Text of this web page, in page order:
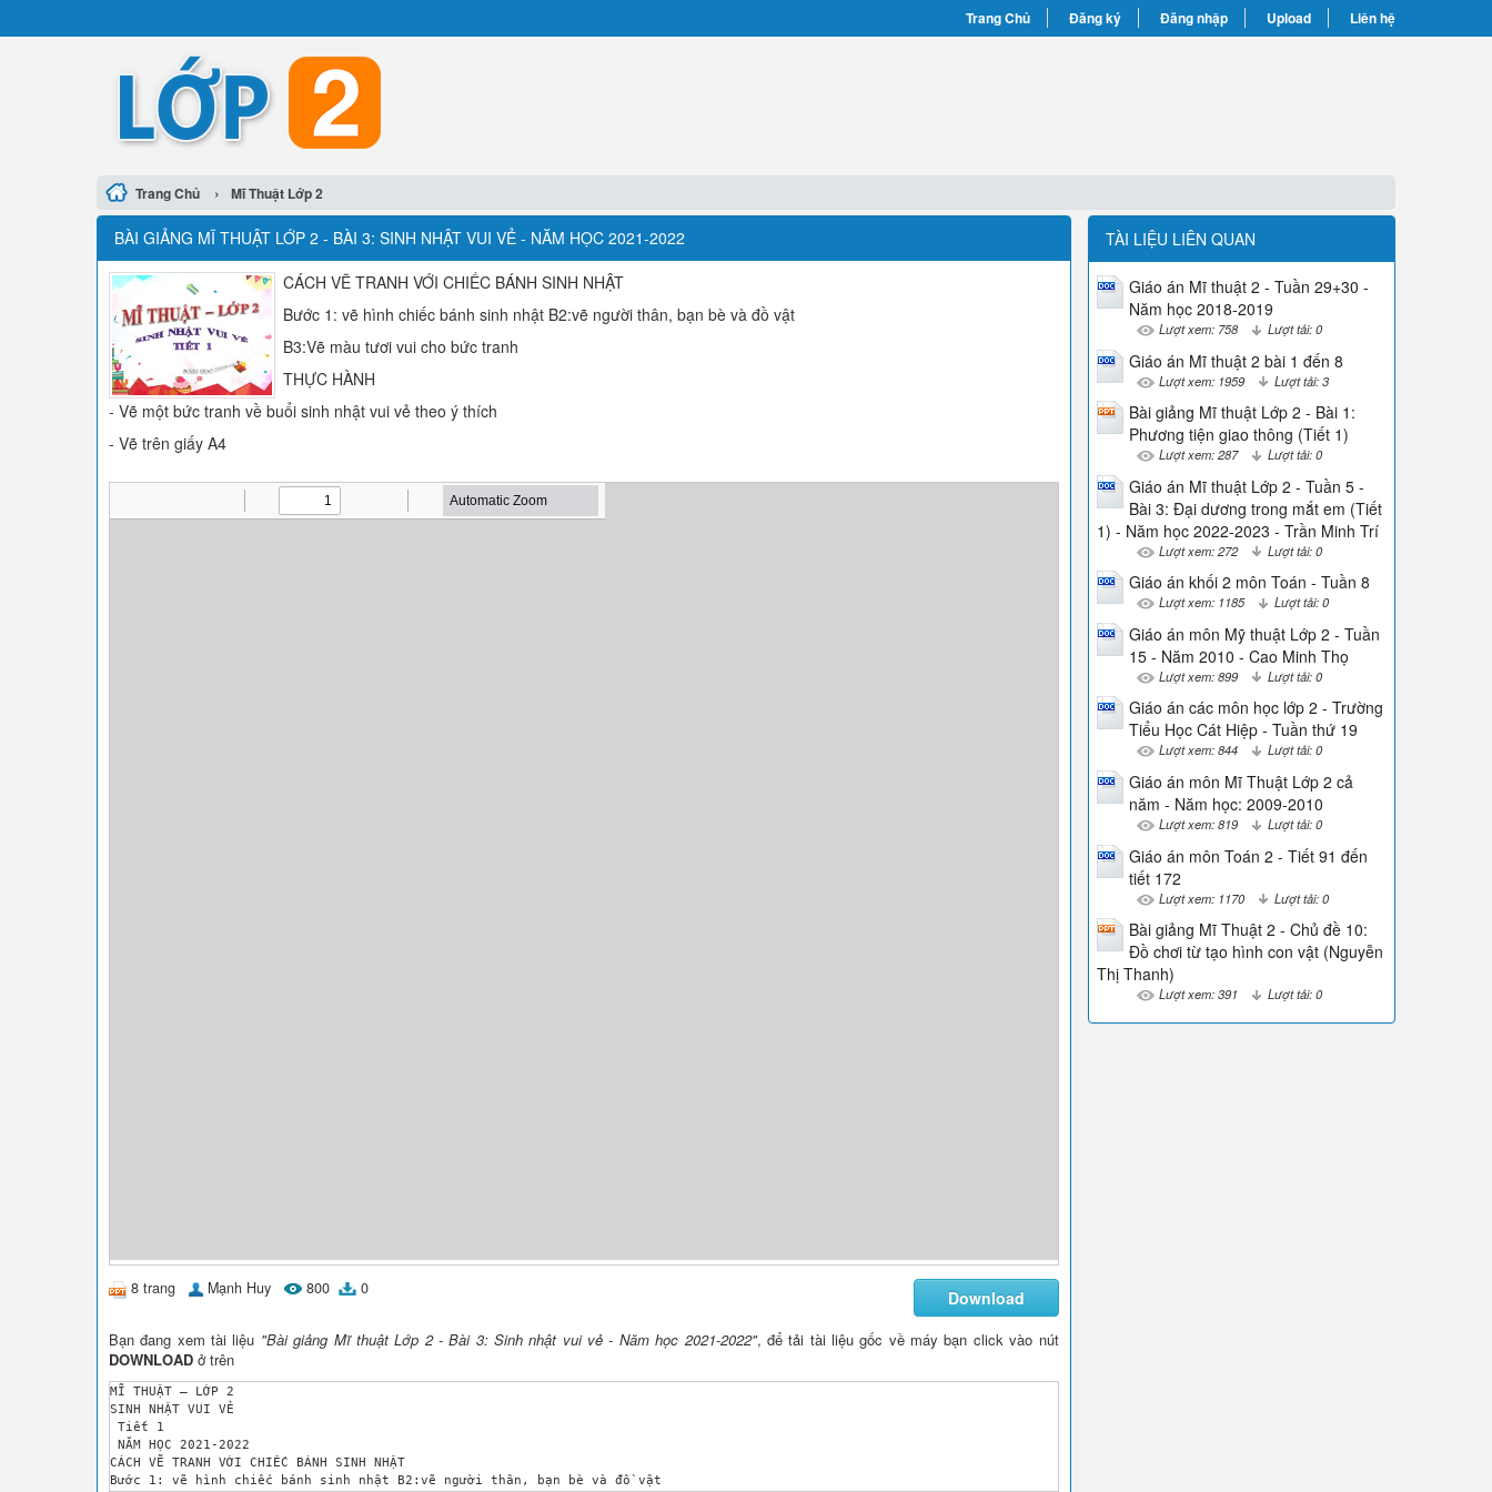
Trang Chủ Đăng ký Đăng nhập Upload Liên hệ
Trang Chủ › Mĩ Thuật Lớp 2
BÀI GIẢNG MĨ THUẬT LỚP 2 - BÀI 3: SINH NHẬT VUI VẺ - NĂM HỌC 2021-2022
CÁCH VẼ TRANH VỚI CHIẾC BÁNH SINH NHẬT
Bước 1: vẽ hình chiếc bánh sinh nhật B2:vẽ người thân, bạn bè và đồ vật
B3:Vẽ màu tươi vui cho bức tranh
THỰC HÀNH
- Vẽ một bức tranh về buổi sinh nhật vui vẻ theo ý thích
- Vẽ trên giấy A4
8 trang Mạnh Huy 800 0 Download
Bạn đang xem tài liệu "Bài giảng Mĩ thuật Lớp 2 - Bài 3: Sinh nhật vui vẻ - Năm học 2021-2022", để tải tài liệu gốc về máy bạn click vào nút
DOWNLOAD ở trên
MĨ THUẬT – LỚP 2
SINH NHẬT VUI VẺ
Tiết 1
NĂM HỌC 2021-2022
CÁCH VẼ TRANH VỚI CHIẾC BÁNH SINH NHẬT
Bước 1: vẽ hình chiếc bánh sinh nhật B2:vẽ người thân, bạn bè và đồ vật
TÀI LIỆU LIÊN QUAN
Giáo án Mĩ thuật 2 - Tuần 29+30 -
Năm học 2018-2019
Lượt xem: 758 Lượt tải: 0
Giáo án Mĩ thuật 2 bài 1 đến 8
Lượt xem: 1959 Lượt tải: 3
Bài giảng Mĩ thuật Lớp 2 - Bài 1:
Phương tiện giao thông (Tiết 1)
Lượt xem: 287 Lượt tải: 0
Giáo án Mĩ thuật Lớp 2 - Tuần 5 -
Bài 3: Đại dương trong mắt em (Tiết
1) - Năm học 2022-2023 - Trần Minh Trí
Lượt xem: 272 Lượt tải: 0
Giáo án khối 2 môn Toán - Tuần 8
Lượt xem: 1185 Lượt tải: 0
Giáo án môn Mỹ thuật Lớp 2 - Tuần
15 - Năm 2010 - Cao Minh Thọ
Lượt xem: 899 Lượt tải: 0
Giáo án các môn học lớp 2 - Trường
Tiểu Học Cát Hiệp - Tuần thứ 19
Lượt xem: 844 Lượt tải: 0
Giáo án môn Mĩ Thuật Lớp 2 cả
năm - Năm học: 2009-2010
Lượt xem: 819 Lượt tải: 0
Giáo án môn Toán 2 - Tiết 91 đến
tiết 172
Lượt xem: 1170 Lượt tải: 0
Bài giảng Mĩ Thuật 2 - Chủ đề 10:
Đồ chơi từ tạo hình con vật (Nguyễn
Thị Thanh)
Lượt xem: 391 Lượt tải: 0